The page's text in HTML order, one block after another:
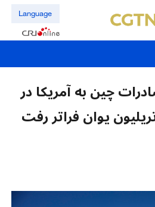
Language
چین به آمریکا در